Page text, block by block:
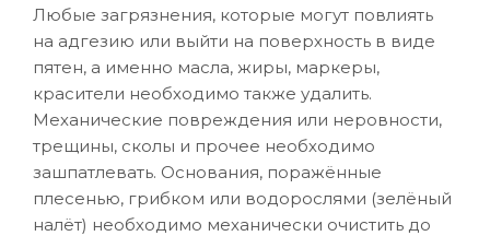
Любые загрязнения, которые могут повлиять
на адгезию или выйти на поверхность в виде
пятен, а именно масла, жиры, маркеры,
красители необходимо также удалить.
Механические повреждения или неровности,
трещины, сколы и прочее необходимо
зашпатлевать. Основания, поражённые
плесенью, грибком или водорослями (зелёный
налёт) необходимо механически очистить до